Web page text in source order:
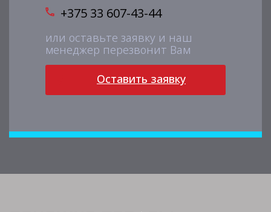
+375 33 607-43-44
или оставьте заявку и наш
менеджер перезвонит Вам
Оставить заявку